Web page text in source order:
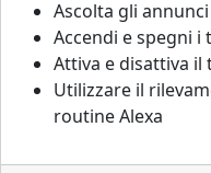
Ascolta gli
Accendi e spegni
Attiva e disattiva il
Utilizzare il
routine Alexa